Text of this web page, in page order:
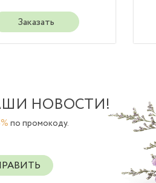
Заказать
НОВОСТИ!
по промокоду.